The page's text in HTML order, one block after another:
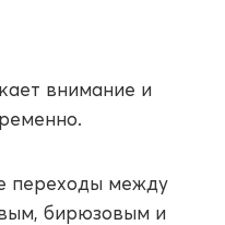
внимание и
переходы между
бирюзовым и